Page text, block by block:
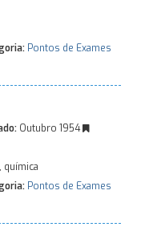
Pontos de Exames
Outubro 1954
química
Pontos de Exames